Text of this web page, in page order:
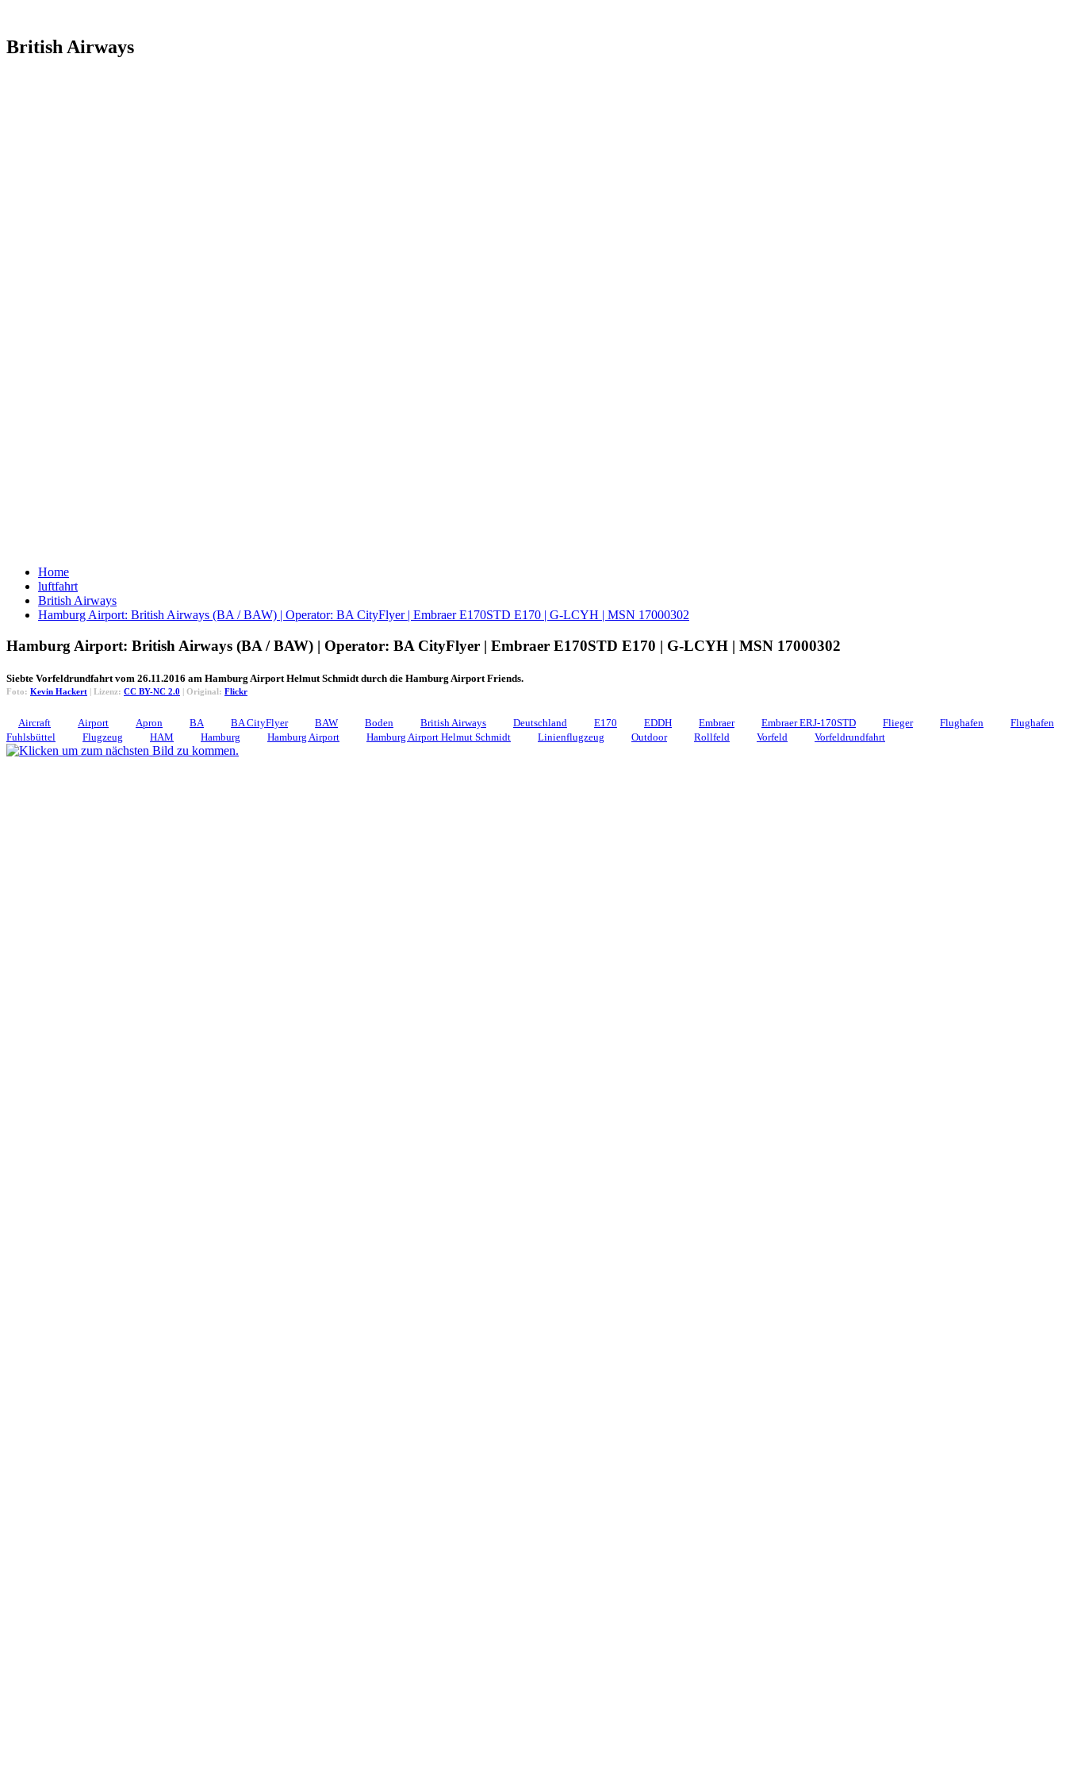
British Airways
Home
luftfahrt
British Airways
Hamburg Airport: British Airways (BA / BAW) | Operator: BA CityFlyer | Embraer E170STD E170 | G-LCYH | MSN 17000302
Hamburg Airport: British Airways (BA / BAW) | Operator: BA CityFlyer | Embraer E170STD E170 | G-LCYH | MSN 17000302
Siebte Vorfeldrundfahrt vom 26.11.2016 am Hamburg Airport Helmut Schmidt durch die Hamburg Airport Friends.
Foto: Kevin Hackert | Lizenz: CC BY-NC 2.0 | Original: Flickr
Aircraft Airport Apron BA BA CityFlyer BAW Boden British Airways Deutschland E170 EDDH Embraer Embraer ERJ-170STD Flieger Flughafen
Flughafen
Fuhlsbüttel
Flugzeug HAM Hamburg Hamburg Airport Hamburg Airport Helmut Schmidt Linienflugzeug Outdoor Rollfeld Vorfeld Vorfeldrundfahrt